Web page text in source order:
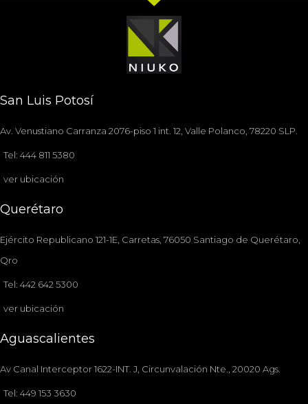
San Luis Potosí
Av. Venustiano Carranza 2076-piso 1 int. 12, Valle Polanco, 78220 SLP.
Tel: 444 811 5380
ver ubicación
Querétaro
Ejército Republicano 121-1E, Carretas, 76050 Santiago de Querétaro,
Qro
Tel: 442 642 5300
ver ubicación
Aguascalientes
Av Canal Interceptor 1622-INT. J, Circunvalación Nte., 20020 Ags.
Tel: 449 153 3630